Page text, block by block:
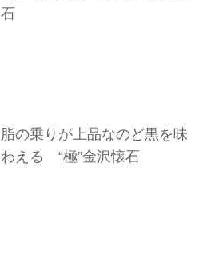
石
脂の乗りが上品なのど黒を味
わえる “極”金沢懐石